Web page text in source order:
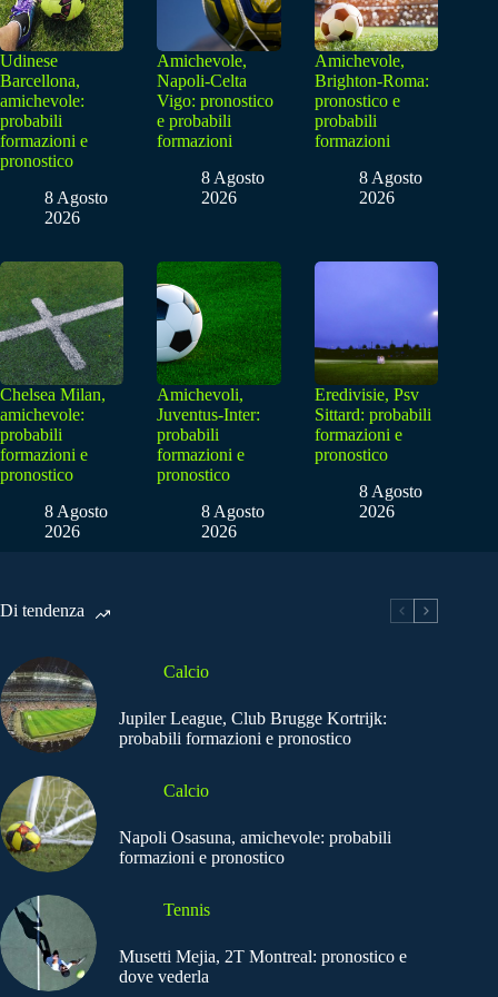
Udinese
Barcellona,
amichevole:
probabili
formazioni e
pronostico
8 Agosto
2026
Amichevole,
Napoli-Celta
Vigo: pronostico
e probabili
formazioni
8 Agosto
2026
Amichevole,
Brighton-Roma:
pronostico e
probabili
formazioni
8 Agosto
2026
Chelsea Milan,
amichevole:
probabili
formazioni e
pronostico
8 Agosto
2026
Amichevoli,
Juventus-Inter:
probabili
formazioni e
pronostico
8 Agosto
2026
Eredivisie, Psv
Sittard: probabili
formazioni e
pronostico
8 Agosto
2026
Di tendenza
Calcio
Jupiler League, Club Brugge Kortrijk:
probabili formazioni e pronostico
Calcio
Napoli Osasuna, amichevole: probabili
formazioni e pronostico
Tennis
Musetti Mejia, 2T Montreal: pronostico e
dove vederla